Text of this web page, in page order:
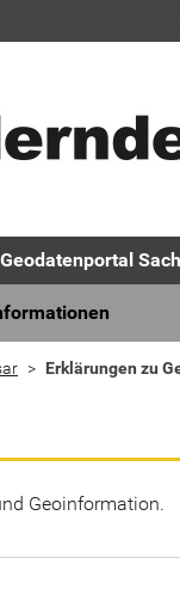
Geodatenportal
Erklärungen zu
Geoinformation.